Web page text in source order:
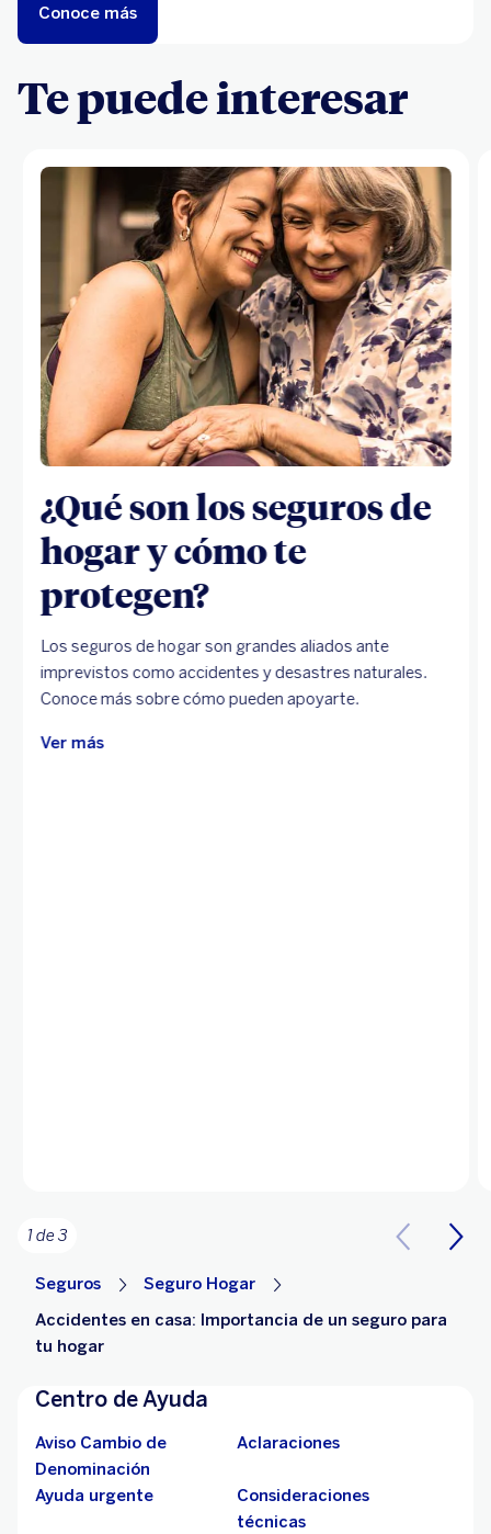
Conoce más
Te puede interesar
¿Qué son los seguros de
hogar y cómo te
protegen?
Los seguros de hogar son grandes aliados ante
imprevistos como accidentes y desastres naturales.
Conoce más sobre cómo pueden apoyarte.
Ver más
1 de 3
Seguros
Seguro Hogar
Accidentes en casa: Importancia de un seguro para
tu hogar
Centro de Ayuda
Aviso Cambio de
Denominación
Aclaraciones
Ayuda urgente
Consideraciones
técnicas